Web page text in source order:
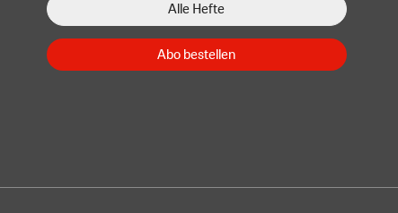
Alle Hefte
Abo bestellen